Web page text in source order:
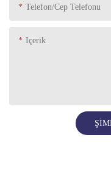
Telefon/Cep Telefonu
Içerik